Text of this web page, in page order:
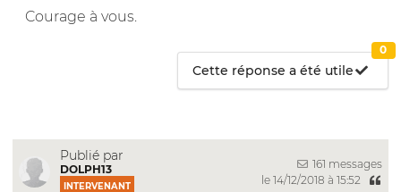
Courage à vous.
Cette réponse a été utile
0
Publié par
DOLPH13
INTERVENANT
161 messages
le 14/12/2018 à 15:52